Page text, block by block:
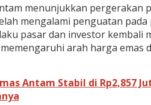
menunjukkan pergerakan
mengalami penguatan
pasar dan investor kembali
arah harga emas
Antam Stabil di Rp2,857